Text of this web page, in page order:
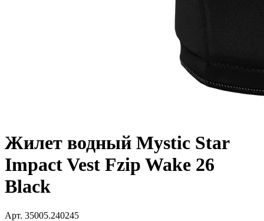
Жилет водный Mystic Star
Impact Vest Fzip Wake 26
Black
Арт. 35005.240245